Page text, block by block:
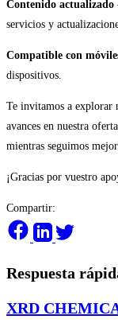
Contenido actualizado
servicios y
Compatible con
dispositivos.
Te invitamos a explorar
avances en nuestra
mientras seguimos
¡Gracias por vuestro
Compartir:
Respuesta
XRD